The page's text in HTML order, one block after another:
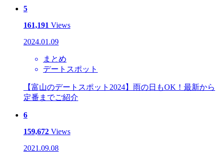
5
161,191 Views
2024.01.09
まとめ
デートスポット
【富山のデートスポット2024】雨の日もOK！最新から
定番までご紹介
6
159,672 Views
2021.09.08